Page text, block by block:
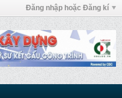
Đăng nhập hoặc Đăng kí